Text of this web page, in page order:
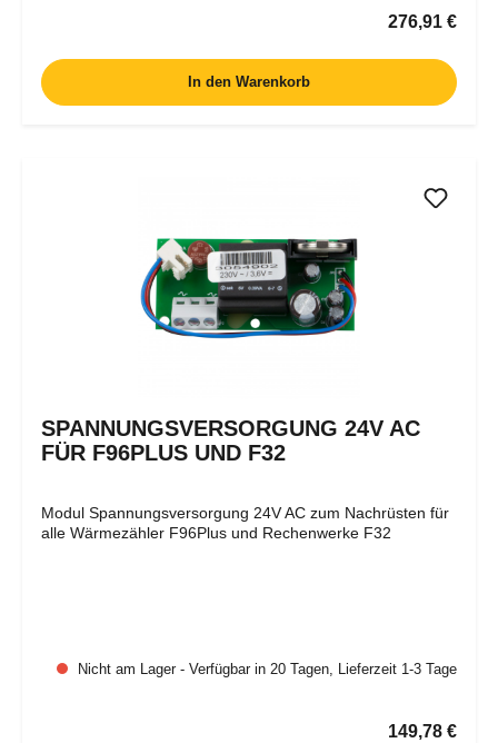
Regulärer
276,91 €
In den Warenkorb
SPANNUNGSVERSORGUNG 24V AC
FÜR F96PLUS UND F32
Modul Spannungsversorgung 24V AC zum Nachrüsten für
alle Wärmezähler F96Plus und Rechenwerke F32
Nicht am Lager - Verfügbar in 20 Tagen, Lieferzeit 1-3 Tage
Regulärer
149,78 €